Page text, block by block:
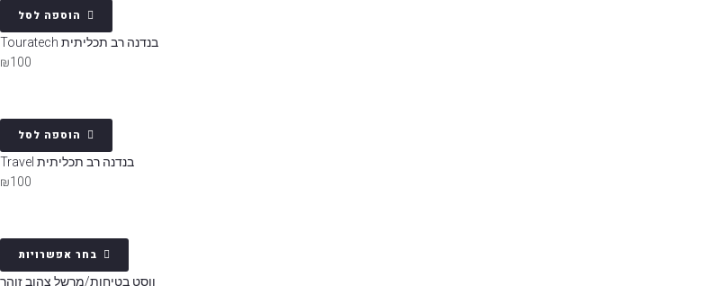
הוספה לסל
בנדנה רב תכליתית Touratech
₪100
הוספה לסל
בנדנה רב תכליתית Travel
₪100
בחר אפשרויות
ווסט בטיחות/מרשל צהוב זוהר